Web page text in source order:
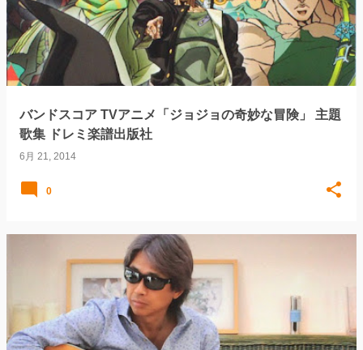
バンドスコア TVアニメ「ジョジョの奇妙な冒険」 主題
歌集 ドレミ楽譜出版社
6月 21, 2014
0